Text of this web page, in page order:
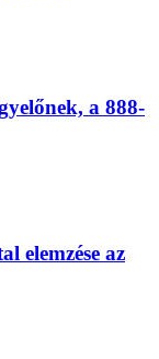
a 888-
elemzése az